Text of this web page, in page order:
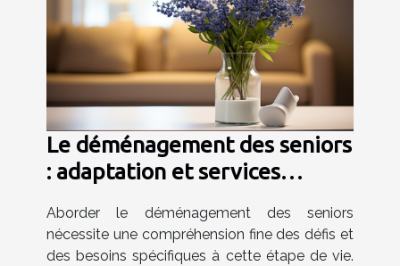
Le déménagement des seniors
: adaptation et services
Aborder le déménagement des seniors
nécessite une compréhension fine des défis et
des besoins spécifiques à cette étape de vie.